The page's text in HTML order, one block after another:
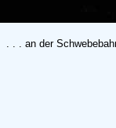
. . . an der